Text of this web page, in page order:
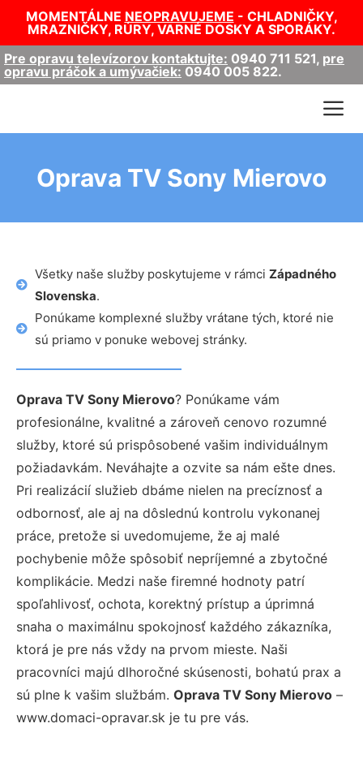
MOMENTÁLNE NEOPRAVUJEME - CHLADNIČKY,
MRAZNIČKY, RÚRY, VARNÉ DOSKY A SPORÁKY.
Pre opravu televízorov kontaktujte: 0940 711 521, pre
opravu práčok a umývačiek: 0940 005 822.
Oprava TV Sony Mierovo
Všetky naše služby poskytujeme v rámci Západného
Slovenska.
Ponúkame komplexné služby vrátane tých, ktoré nie
sú priamo v ponuke webovej stránky.
Oprava TV Sony Mierovo? Ponúkame vám
profesionálne, kvalitné a zároveň cenovo rozumné
služby, ktoré sú prispôsobené vašim individuálnym
požiadavkám. Neváhajte a ozvite sa nám ešte dnes.
Pri realizácií služieb dbáme nielen na precíznosť a
odbornosť, ale aj na dôslednú kontrolu vykonanej
práce, pretože si uvedomujeme, že aj malé
pochybenie môže spôsobiť nepríjemné a zbytočné
komplikácie. Medzi naše firemné hodnoty patrí
spoľahlivosť, ochota, korektný prístup a úprimná
snaha o maximálnu spokojnosť každého zákazníka,
ktorá je pre nás vždy na prvom mieste. Naši
pracovníci majú dlhoročné skúsenosti, bohatú prax a
sú plne k vašim službám. Oprava TV Sony Mierovo –
www.domaci-opravar.sk je tu pre vás.